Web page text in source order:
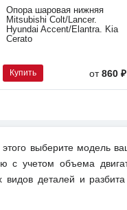
Опора шаровая нижняя
Mitsubishi Colt/Lancer.
Hyundai Accent/Elantra. Kia
Cerato
Купить от860 ₽
выберите модель
с учетом объема
деталей и